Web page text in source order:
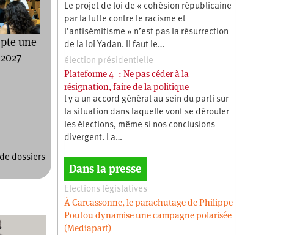
une
dossiers
Le projet de loi de « cohésion républicaine
par la lutte contre le racisme et
l’antisémitisme » n’est pas la résurrection
de la loi Yadan. Il faut le…
élection présidentielle
Plateforme 4 : Ne pas céder à la
résignation, faire de la politique
l y a un accord général au sein du parti sur
la situation dans laquelle vont se dérouler
les élections, même si nos conclusions
divergent. La…
Dans la presse
Elections législatives
À Carcassonne, le parachutage de Philippe
Poutou dynamise une campagne polarisée
(Mediapart)